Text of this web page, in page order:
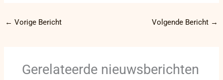
← Vorige Bericht Volgende Bericht →
Gerelateerde nieuwsberichten